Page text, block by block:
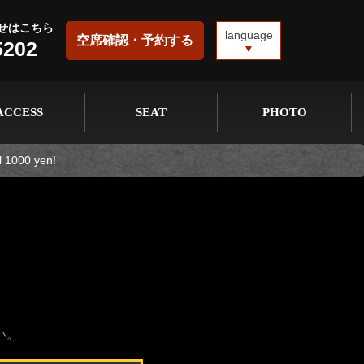
はこちら
空席確認・予約する language
SEAT PHOTO
1000 yen!